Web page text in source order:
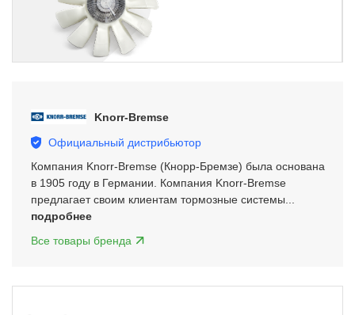
Knorr-Bremse
Официальный дистрибьютор
Компания Knorr-Bremse (Кнорр-Бремзе) была основана
в 1905 году в Германии. Компания Knorr-Bremse
предлагает своим клиентам тормозные системы...
подробнее
Все товары бренда